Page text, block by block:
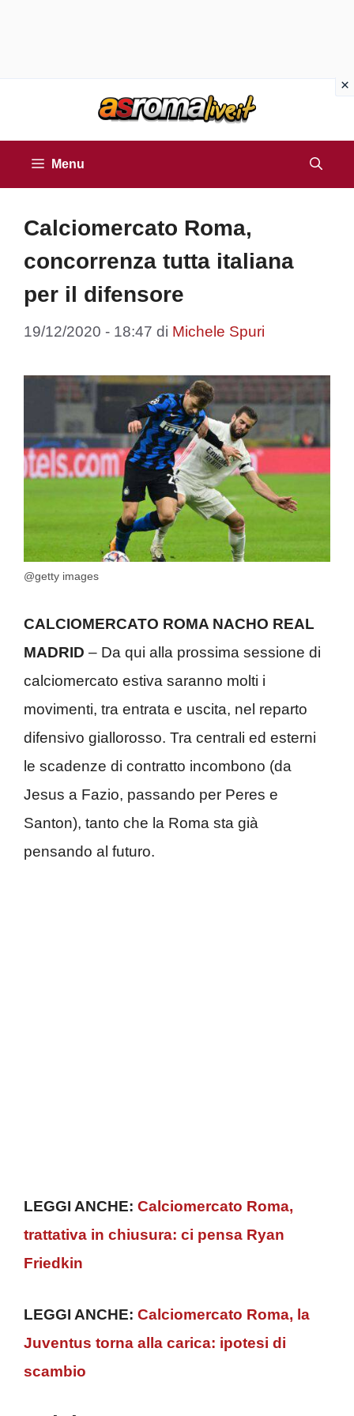
Menu
Calciomercato Roma,
concorrenza tutta italiana
per il difensore
19/12/2020 - 18:47 di Michele Spuri
@getty images
CALCIOMERCATO ROMA NACHO REAL
MADRID – Da qui alla prossima sessione di
calciomercato estiva saranno molti i
movimenti, tra entrata e uscita, nel reparto
difensivo giallorosso. Tra centrali ed esterni
le scadenze di contratto incombono (da
Jesus a Fazio, passando per Peres e
Santon), tanto che la Roma sta già
pensando al futuro.
LEGGI ANCHE: Calciomercato Roma,
trattativa in chiusura: ci pensa Ryan
Friedkin
LEGGI ANCHE: Calciomercato Roma, la
Juventus torna alla carica: ipotesi di
scambio